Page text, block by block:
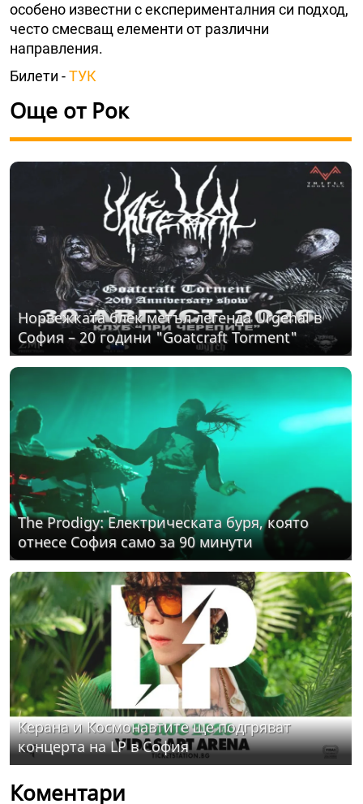
особено известни с експерименталния си подход,
често смесващ елементи от различни
направления.
Билети -ТУК
Още от Рок
Норвежката блек метъл легенда Urgehal в
София – 20 години "Goatcraft Torment"
The Prodigy: Електрическата буря, която
отнесе София само за 90 минути
Керана и Космонавтите ще подгряват
концерта на LP в София
Коментари